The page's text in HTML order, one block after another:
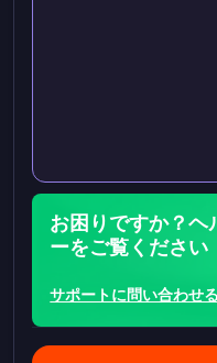
お困りですか？ヘ
ーをご覧ください
サポートに問い合わせ